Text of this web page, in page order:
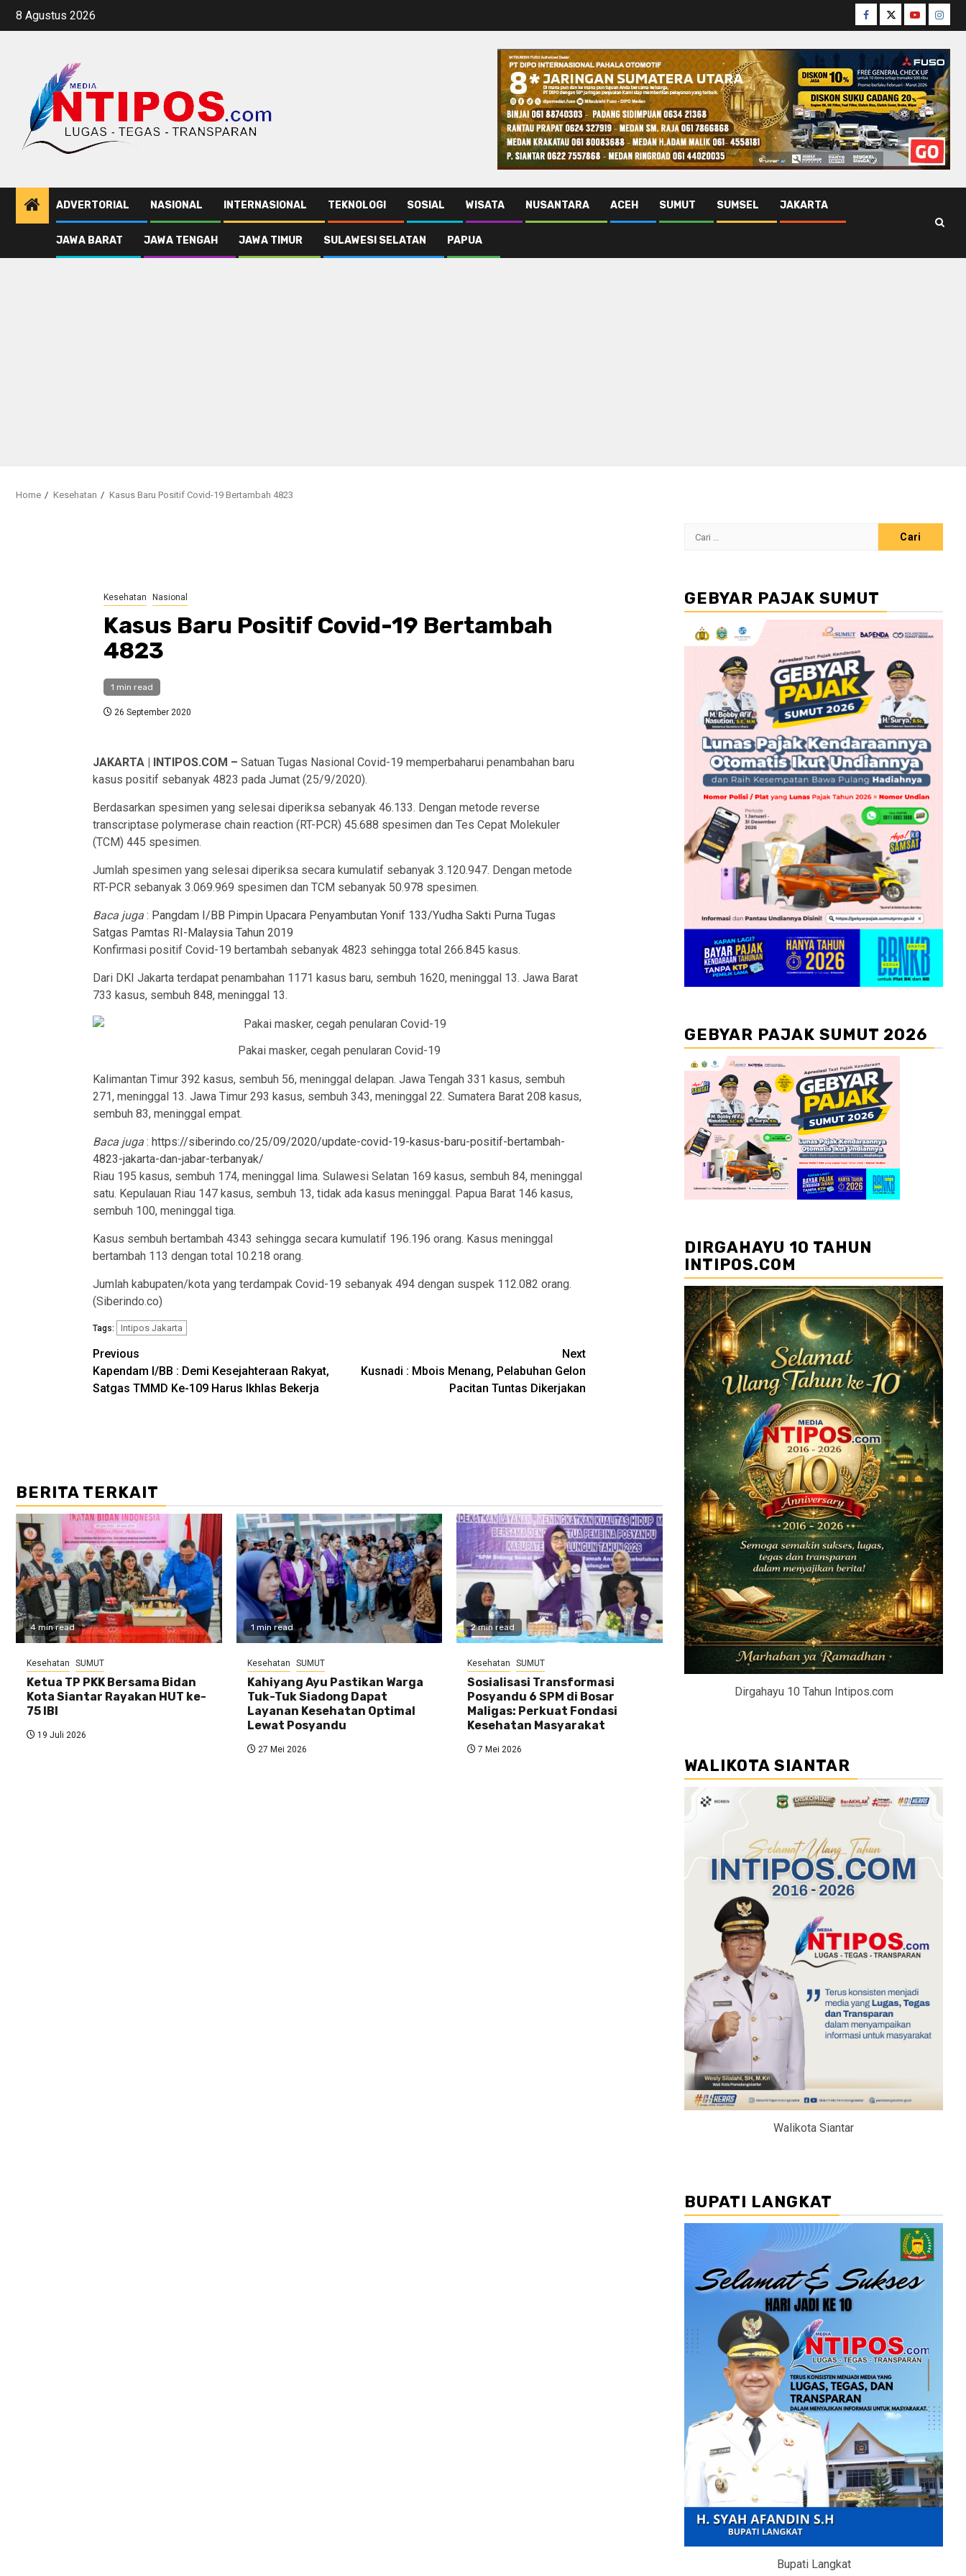
Skip
8 Agustus 2026 Facebook
TwitterYoutube
ADVERTORIAL NASIONAL INTERNASIONAL TEKNOLOGI SOSIAL WISATA NUSANTARA ACEH SUMUT SUMSEL JAKARTA
JAWA BARAT JAWA TENGAH JAWA TIMUR SULAWESI SELATAN PAPUA
Home Kesehatan Kasus Baru Positif Covid-19 Bertambah 4823
Kesehatan Nasional
Kasus Baru Positif Covid-19 Bertambah
4823
1 min read
26 September 2020
JAKARTA | INTIPOS.COM – Satuan Tugas Nasional Covid-19 memperbaharui penambahan baru
kasus positif sebanyak 4823 pada Jumat (25/9/2020).
Berdasarkan spesimen yang selesai diperiksa sebanyak 46.133. Dengan metode reverse
transcriptase polymerase chain reaction (RT-PCR) 45.688 spesimen dan Tes Cepat Molekuler
(TCM) 445 spesimen.
Jumlah spesimen yang selesai diperiksa secara kumulatif sebanyak 3.120.947. Dengan metode
RT-PCR sebanyak 3.069.969 spesimen dan TCM sebanyak 50.978 spesimen.
Baca juga : Pangdam I/BB Pimpin Upacara Penyambutan Yonif 133/Yudha Sakti Purna Tugas
Satgas Pamtas RI-Malaysia Tahun 2019
Konfirmasi positif Covid-19 bertambah sebanyak 4823 sehingga total 266.845 kasus.
Dari DKI Jakarta terdapat penambahan 1171 kasus baru, sembuh 1620, meninggal 13. Jawa Barat
733 kasus, sembuh 848, meninggal 13.
Pakai masker, cegah penularan Covid-19
Kalimantan Timur 392 kasus, sembuh 56, meninggal delapan. Jawa Tengah 331 kasus, sembuh
271, meninggal 13. Jawa Timur 293 kasus, sembuh 343, meninggal 22. Sumatera Barat 208 kasus,
sembuh 83, meninggal empat.
Baca juga: https://siberindo.co/25/09/2020/update-covid-19-kasus-baru-positif-bertambah-
4823-jakarta-dan-jabar-terbanyak/
Riau 195 kasus, sembuh 174, meninggal lima. Sulawesi Selatan 169 kasus, sembuh 84, meninggal
satu. Kepulauan Riau 147 kasus, sembuh 13, tidak ada kasus meninggal. Papua Barat 146 kasus,
sembuh 100, meninggal tiga.
Kasus sembuh bertambah 4343 sehingga secara kumulatif 196.196 orang. Kasus meninggal
bertambah 113 dengan total 10.218 orang.
Jumlah kabupaten/kota yang terdampak Covid-19 sebanyak 494 dengan suspek 112.082 orang.
(Siberindo.co)
Tags: Intipos Jakarta
Post
navigation
Previous
Kapendam I/BB : Demi Kesejahteraan Rakyat,
Satgas TMMD Ke-109 Harus Ikhlas Bekerja
Next
Kusnadi : Mbois Menang, Pelabuhan Gelon
Pacitan Tuntas Dikerjakan
BERITA TERKAIT
4 min read
Kesehatan SUMUT
Ketua TP PKK Bersama Bidan
Kota Siantar Rayakan HUT ke-
75 IBI
19 Juli 2026
1 min read
Kesehatan SUMUT
Kahiyang Ayu Pastikan Warga
Tuk-Tuk Siadong Dapat
Layanan Kesehatan Optimal
Lewat Posyandu
27 Mei 2026
2 min read
Kesehatan SUMUT
Sosialisasi Transformasi
Posyandu 6 SPM di Bosar
Maligas: Perkuat Fondasi
Kesehatan Masyarakat
7 Mei 2026
Cari
GEBYAR PAJAK SUMUT
GEBYAR PAJAK SUMUT 2026
DIRGAHAYU 10 TAHUN
INTIPOS.COM
Dirgahayu 10 Tahun Intipos.com
WALIKOTA SIANTAR
Walikota Siantar
BUPATI LANGKAT
Bupati Langkat